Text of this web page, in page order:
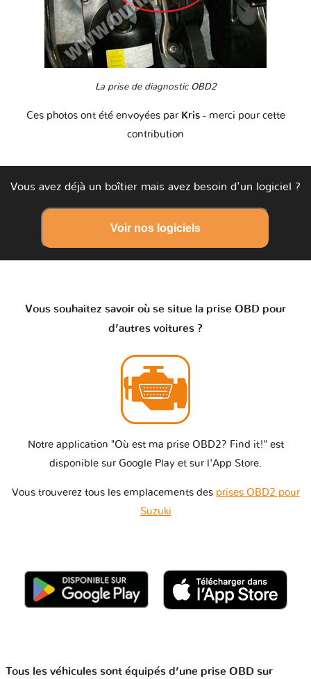
La prise de diagnostic OBD2
Ces photos ont été envoyées par Kris - merci pour cette
contribution
Vous avez déjà un boîtier mais avez besoin d'un logiciel ?
Voir nos logiciels
Vous souhaitez savoir où se situe la prise OBD pour
d’autres voitures ?
Notre application "Où est ma prise OBD2? Find it!" est
disponible sur Google Play et sur l'App Store.
Vous trouverez tous les emplacements des prises OBD2 pour
Suzuki
Tous les véhicules sont équipés d’une prise OBD sur